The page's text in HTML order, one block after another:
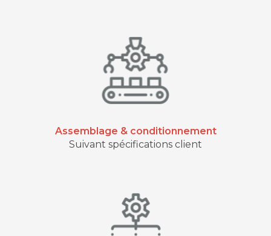
Assemblage & conditionnement
Suivant spécifications client